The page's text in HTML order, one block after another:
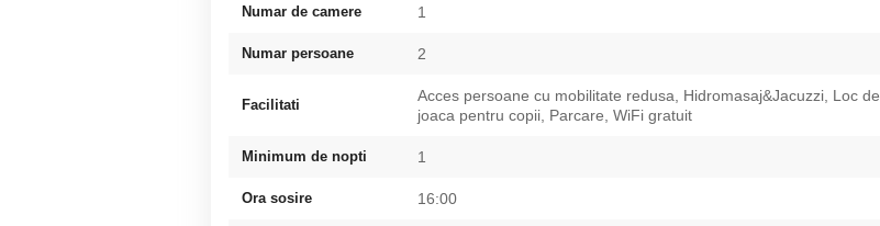
Numar de camere 1
Numar persoane 2
Facilitati
Acces persoane cu mobilitate redusa, Hidromasaj&Jacuzzi, Loc de
joaca pentru copii, Parcare, WiFi gratuit
Minimum de nopti 1
Ora sosire 16:00